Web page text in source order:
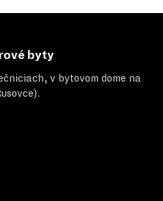
byty
v bytovom dome na